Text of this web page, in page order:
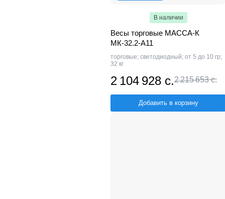
В наличии
Весы торговые МАССА-К
МК-32.2-А11
торговые; светодиодный; от 5 до 10 гр;
32 кг
2 104 928 с.2 215 653 с.
Добавить в корзину